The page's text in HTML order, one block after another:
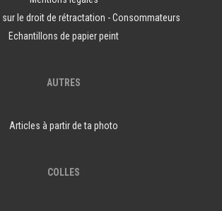
le droit de rétractation - Consommateurs
Echantillons de papier peint
AUTRES
Articles à partir de ta photo
COLLES